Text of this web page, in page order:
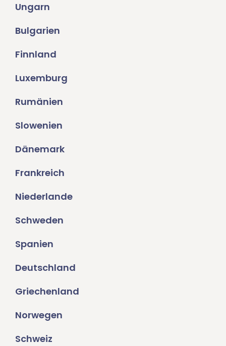
Ungarn
Bulgarien
Finnland
Luxemburg
Rumänien
Slowenien
Dänemark
Frankreich
Niederlande
Schweden
Spanien
Deutschland
Griechenland
Norwegen
Schweiz